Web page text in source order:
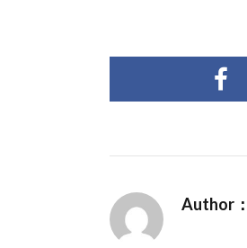
Author